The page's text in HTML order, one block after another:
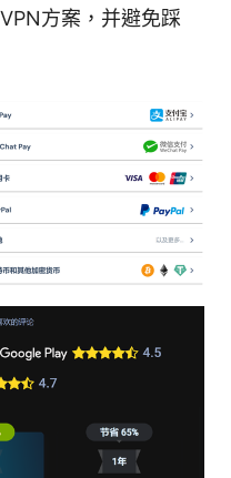
方案，并避免踩